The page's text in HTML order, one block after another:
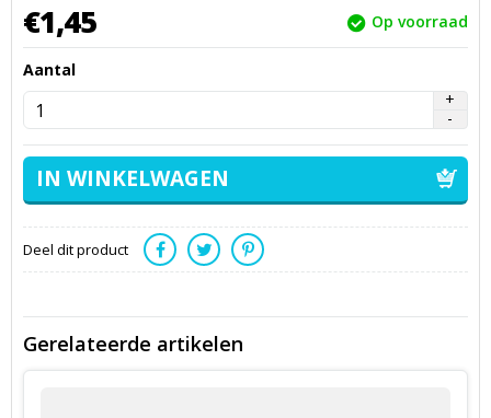
€1,45 Op voorraad
Aantal
Deel dit product
Gerelateerde artikelen